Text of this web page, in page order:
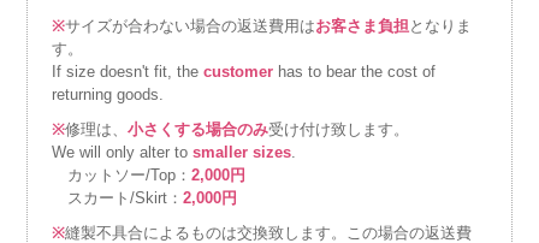
※サイズが合わない場合の返送費用はお客さま負担となりま
す。
If size doesn't fit, thecustomer has to bear the cost of
returning goods.
※修理は、小さくする場合のみ受け付け致します。
We will only alter tosmaller sizes.
カットソー/Top：2,000円
スカート/Skirt：2,000円
※縫製不具合によるものは交換致します。この場合の返送費